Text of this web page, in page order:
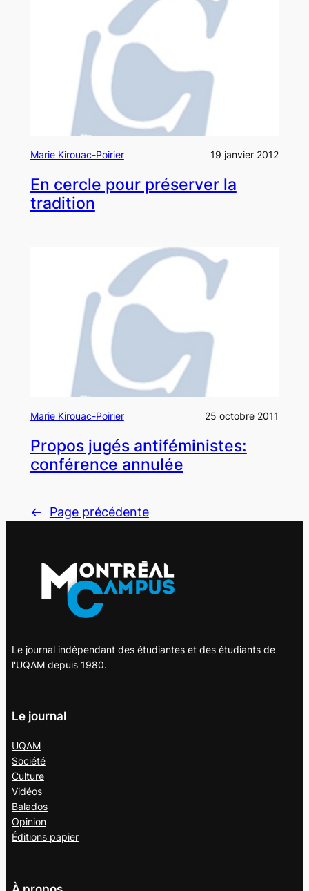
Marie Kirouac-Poirier 19 janvier 2012
En cercle pour préserver la
tradition
Marie Kirouac-Poirier 25 octobre 2011
Propos jugés antiféministes:
conférence annulée
← Page précédente
Le journal indépendant des étudiantes et des étudiants de
l'UQAM depuis 1980.
Le journal
UQAM
Société
Culture
Vidéos
Balados
Opinion
Éditions papier